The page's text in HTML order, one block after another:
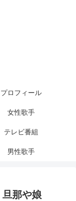
プロフィール
女性歌手
テレビ番組
男性歌手
那や娘